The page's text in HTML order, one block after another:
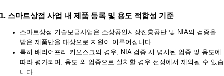
1. 스마트상점 사업 내 제품 등록 및 용도 적합성 기준
스마트상점 기술보급사업 은 소상공인시장진흥공단 및 NIA의 검증을
받은 제품만을 대상으로 지원이 이루어집니다.
특히 배리어프리 키오스크의 경우, NIA 검증 시 명시된 업종 및 용도에
따라 평가되며, 용도 외 업종으로 설치할 경우 선정에서 제외될 수 있습
니다.